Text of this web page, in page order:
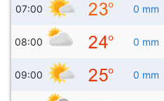
07:00 0 mm
08:00 0 mm
09:00 0 mm